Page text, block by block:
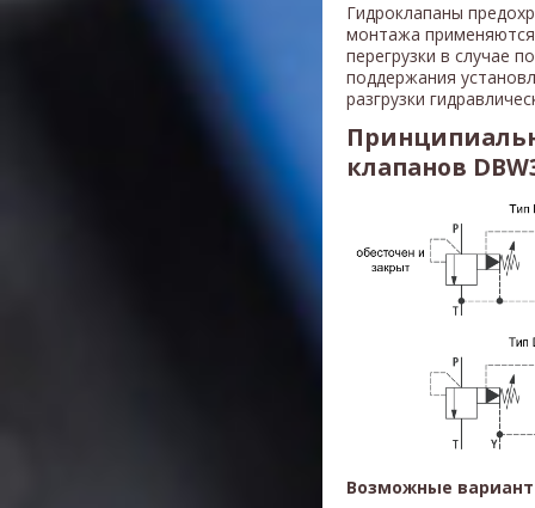
Гидроклапаны
монтажа
перегрузки в случае
поддержания
разгрузки
клапанов
Возможные